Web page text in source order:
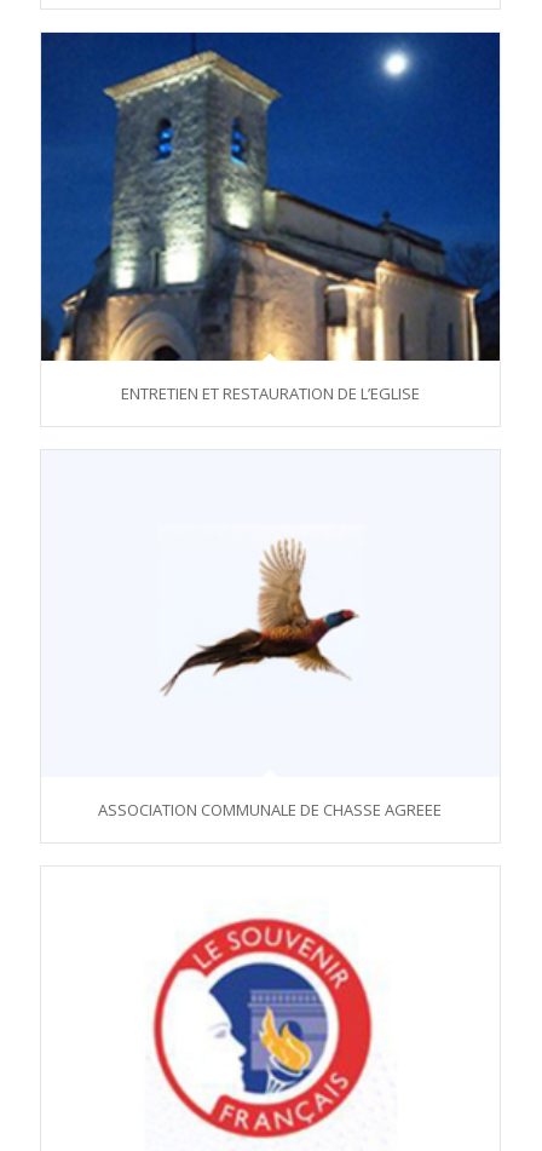
ENTRETIEN ET RESTAURATION DE L’EGLISE
ASSOCIATION COMMUNALE DE CHASSE AGREEE